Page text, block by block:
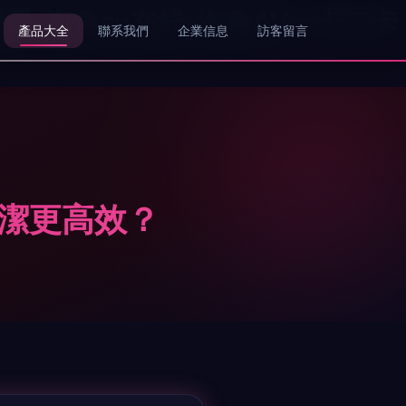
-海角av在线-海角AV一卡二卡
產品大全 聯系我們 企業信息 訪客留言
更高效？